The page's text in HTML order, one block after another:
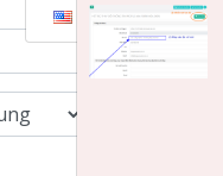
English